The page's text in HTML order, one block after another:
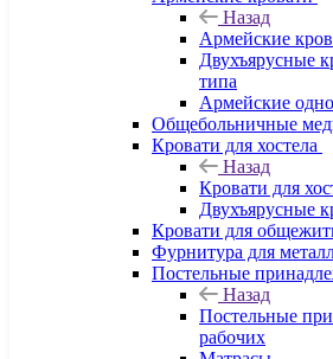
Назад
Армейские
Двухъярусные
типа
Армейские
Общебольничные
Кровати для хостела
Назад
Кровати для
Двухъярусные
Кровати для
Фурнитура для
Постельные
Назад
Постельные
рабочих